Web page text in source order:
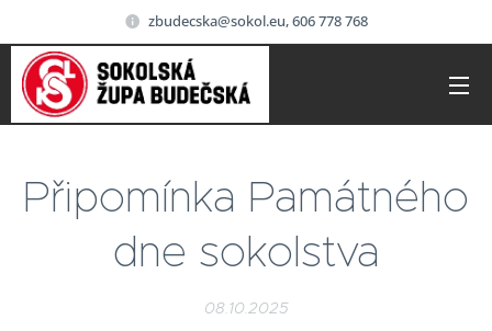
zbudecska@sokol.eu, 606 778 768
Připomínka Památného
dne sokolstva
08.10.2025